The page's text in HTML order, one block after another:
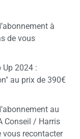
à
de vous
2024 :
au prix de 390€
au
Conseil / Harris
vous recontacter